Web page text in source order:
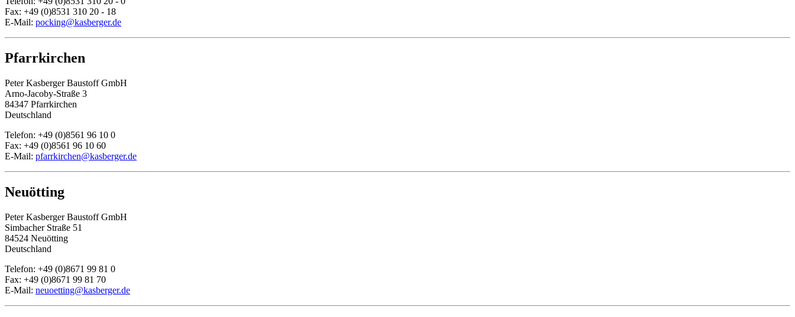
Fax: +49 (0)8531 310 20 - 18
E-Mail: pocking@kasberger.de
Pfarrkirchen
Peter Kasberger Baustoff GmbH
Arno-Jacoby-Straße 3
84347 Pfarrkirchen
Deutschland
Telefon: +49 (0)8561 96 10 0
Fax: +49 (0)8561 96 10 60
E-Mail: pfarrkirchen@kasberger.de
Neuötting
Peter Kasberger Baustoff GmbH
Simbacher Straße 51
84524 Neuötting
Deutschland
Telefon: +49 (0)8671 99 81 0
Fax: +49 (0)8671 99 81 70
E-Mail: neuoetting@kasberger.de